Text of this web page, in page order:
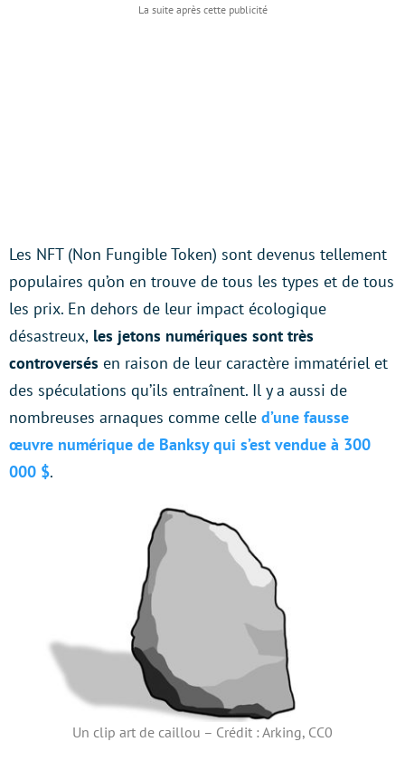
Les NFT (Non Fungible Token) sont devenus tellement
populaires qu’on en trouve de tous les types et de tous
les prix. En dehors de leur impact écologique
désastreux, les jetons numériques sont très
controversés en raison de leur caractère immatériel et
des spéculations qu’ils entraînent. Il y a aussi de
nombreuses arnaques comme celle d’une fausse
œuvre numérique de Banksy qui s’est vendue à 300
000 $.
Un clip art de caillou – Crédit : Arking, CC0